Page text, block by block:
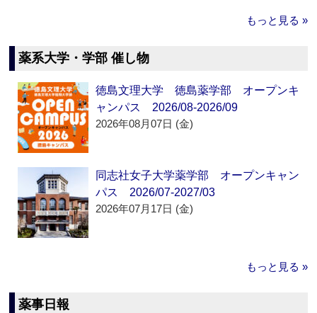
もっと見る »
薬系大学・学部 催し物
徳島文理大学 徳島薬学部 オープンキ
ャンパス 2026/08-2026/09
2026年08月07日 (金)
同志社女子大学薬学部 オープンキャン
パス 2026/07-2027/03
2026年07月17日 (金)
もっと見る »
薬事日報